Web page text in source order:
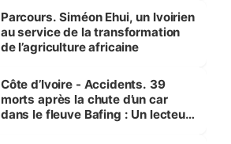
Parcours. Siméon Ehui, un Ivoirien
au service de la transformation
de l’agriculture africaine
Côte d’Ivoire - Accidents. 39
morts après la chute d’un car
dans le fleuve Bafing : Un lecteur